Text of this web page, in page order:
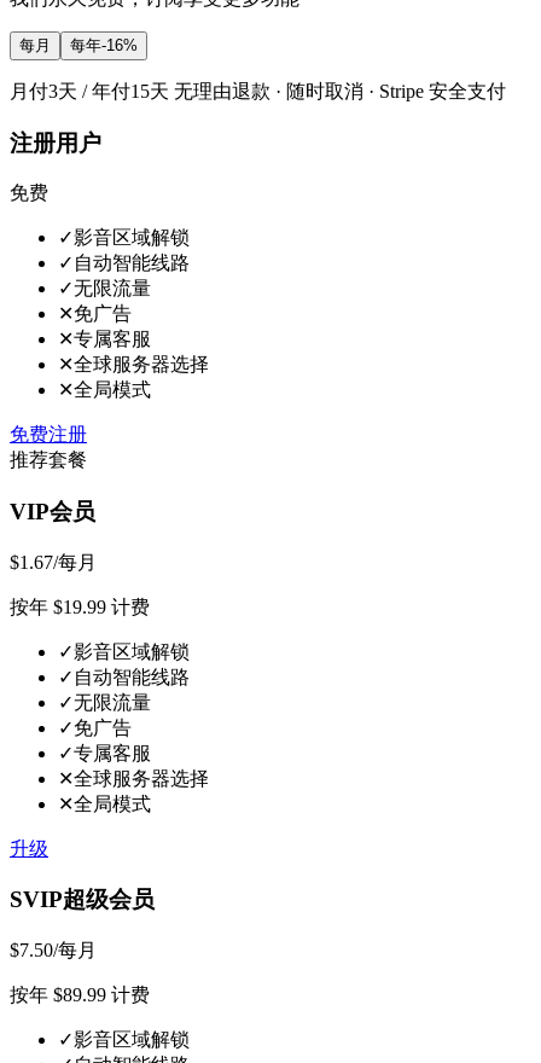
每月 每年-16%
月付3天 / 年付15天 无理由退款 · 随时取消 · Stripe 安全支付
注册用户
免费
✓影音区域解锁
✓ 自动智能线路
✓无限流量
✕免广告
✕专属客服
✕全球服务器选择
✕全局模式
免费注册
推荐套餐
VIP会员
$1.67/每月
按年 $19.99 计费
✓影音区域解锁
✓ 自动智能线路
✓无限流量
✓免广告
✓专属客服
✕全球服务器选择
✕全局模式
升级
SVIP超级会员
$7.50/每月
按年 $89.99 计费
✓影音区域解锁